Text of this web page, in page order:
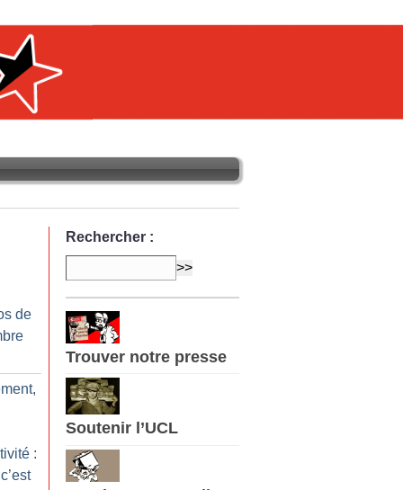
de
:
Rechercher :
Trouver notre presse
Soutenir l’UCL